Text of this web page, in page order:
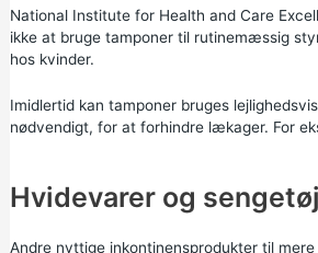
National Institute for Health and Care
ikke at bruge tamponer til rutinemæssig
hos kvinder.
Imidlertid kan tamponer bruges
nødvendigt, for at forhindre lækager. For
Hvidevarer og sengetøj
Andre nyttige inkontinensprodukter til